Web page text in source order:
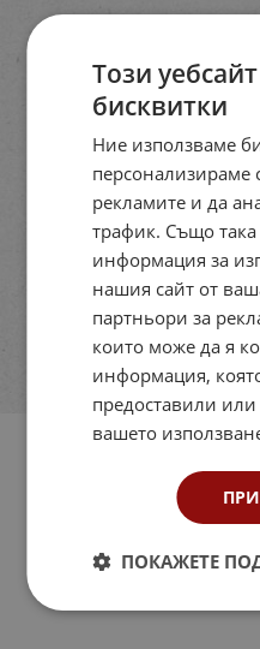
Този
бисквитки
Ние използваме
персонализираме
рекламите и да
трафик. Също
информация за
нашия сайт от
партньори за
които може да я
информация,
предоставили или
вашето
ПОКАЖЕТЕ